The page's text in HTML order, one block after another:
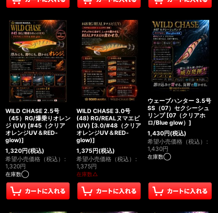
WILD CHASE 2.5号
（45）RG/爆乗りオレン
ジ (UV) [#45（クリア
オレンジUV＆RED-
glow)]
1,320円(税込)
希望小売価格（税込） :
1,320円
在庫数◯
WILD CHASE 3.0号
(48) RG/REALヌマエビ
(UV) [3.0/#48（クリア
オレンジUV＆RED-
glow)]
1,375円(税込)
希望小売価格（税込） :
1,375円
在庫数△
ウェーブハンター 3.5号
SS（07）セクシーシュ
リンプ [07（クリアホ
ロ/Blue glow） ]
1,430円(税込)
希望小売価格（税込） :
1,430円
在庫数◯